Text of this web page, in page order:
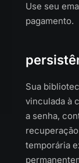
Use seu
pagamento.
Sua
vinculada à
a senha,
temporária